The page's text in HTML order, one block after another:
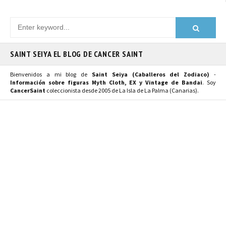
SAINT SEIYA EL BLOG DE CANCER SAINT
Bienvenidos a mi blog de Saint Seiya (Caballeros del Zodiaco) -
Información sobre figuras Myth Cloth, EX y Vintage de Bandai. Soy
CancerSaint coleccionista desde 2005 de La Isla de La Palma (Canarias).